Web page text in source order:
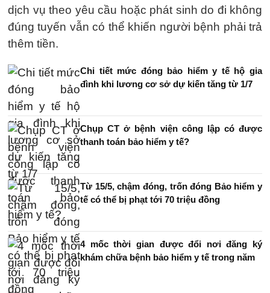
dịch vụ theo yêu cầu hoặc phát sinh do đi không
đúng tuyến vẫn có thể khiến người bệnh phải trả
thêm tiền.
Chi tiết mức đóng bảo hiểm y tế hộ gia
đình khi lương cơ sở dự kiến tăng từ 1/7
Chụp CT ở bệnh viện công lập có được
thanh toán bảo hiểm y tế?
Từ 15/5, chậm đóng, trốn đóng Bảo hiểm y
tế có thể bị phạt tới 70 triệu đồng
4 mốc thời gian được đổi nơi đăng ký
khám chữa bệnh bảo hiểm y tế trong năm